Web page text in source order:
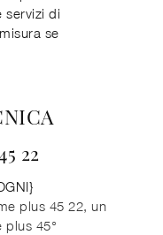
servizi di
se
22
plus 45 22, un
plus 45°